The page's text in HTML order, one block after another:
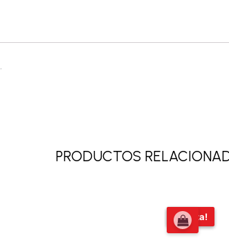
PRODUCTOS
¡Oferta!
¡Oferta!